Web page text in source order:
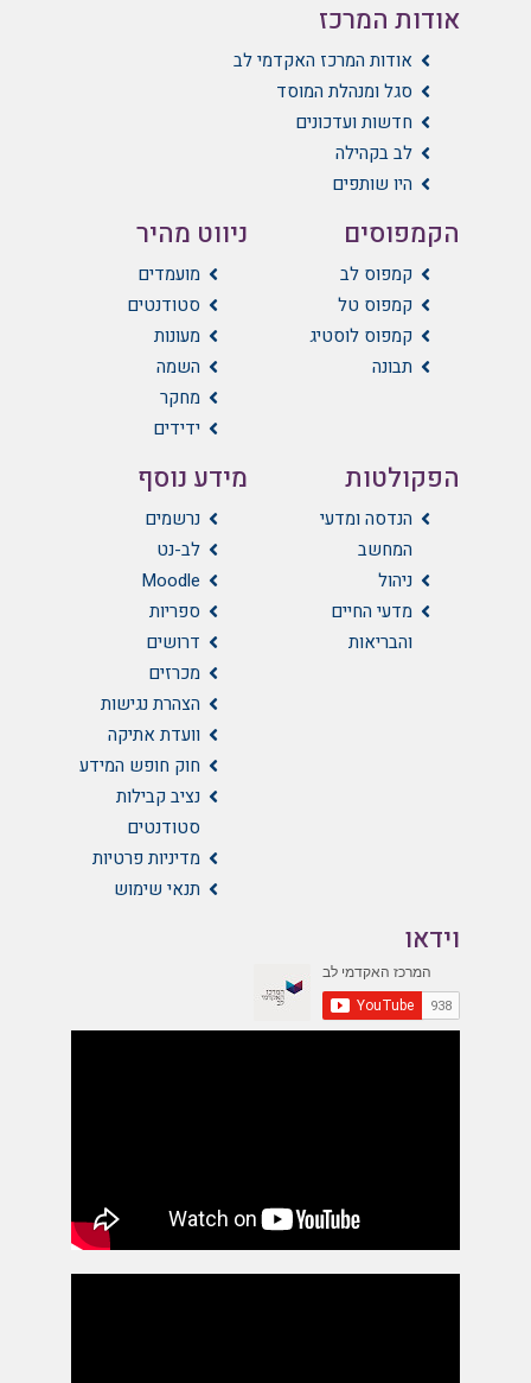
אודות המרכז
אודות המרכז האקדמי לב
סגל ומנהלת המוסד
חדשות ועדכונים
לב בקהילה
היו שותפים
הקמפוסים
קמפוס לב
קמפוס טל
קמפוס לוסטיג
תבונה
הפקולטות
הנדסה ומדעי
המחשב
ניהול
מדעי החיים
והבריאות
ניווט מהיר
מועמדים
סטודנטים
מעונות
השמה
מחקר
ידידים
מידע נוסף
נרשמים
לב-נט
Moodle
ספריות
דרושים
מכרזים
הצהרת נגישות
וועדת אתיקה
חוק חופש המידע
נציב קבילות
סטודנטים
מדיניות פרטיות
תנאי שימוש
וידאו